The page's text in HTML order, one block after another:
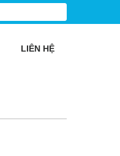
LIÊN HỆ